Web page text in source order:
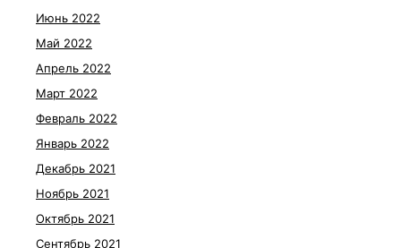
Июнь 2022
Май 2022
Апрель 2022
Март 2022
Февраль 2022
Январь 2022
Декабрь 2021
Ноябрь 2021
Октябрь 2021
Сентябрь 2021